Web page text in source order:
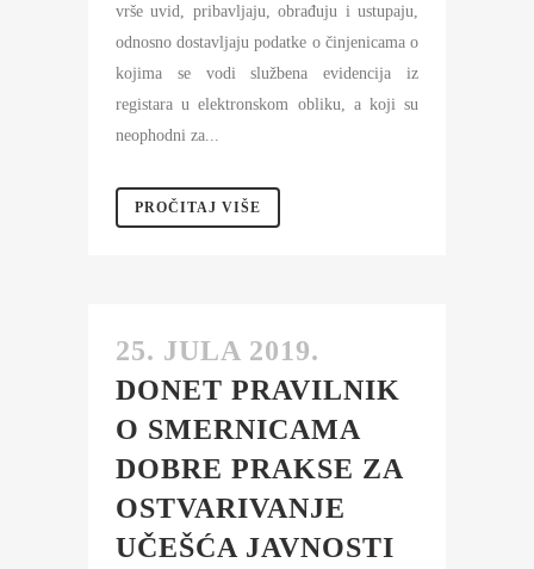
vrše uvid, pribavljaju, obrađuju i ustupaju,
odnosno dostavljaju podatke o činjenicama o
kojima se vodi službena evidencija iz
registara u elektronskom obliku, a koji su
neophodni za...
PROČITAJ VIŠE
25. JULA 2019.
DONET PRAVILNIK
O SMERNICAMA
DOBRE PRAKSE ZA
OSTVARIVANJE
UČEŠĆA JAVNOSTI